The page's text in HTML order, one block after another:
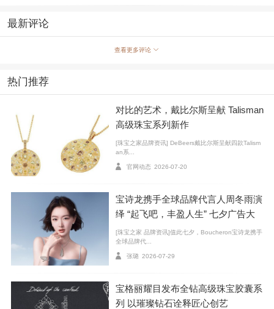
最新评论
查看更多评论
热门推荐
对比的艺术，戴比尔斯呈献 Talisman
高级珠宝系列新作
[珠宝之家品牌资讯] DeBeers戴比尔斯呈献四款Talism
an系...
官网动态 2026-07-20
宝诗龙携手全球品牌代言人周冬雨演
绎 “起飞吧，丰盈人生” 七夕广告大
片
[珠宝之家 品牌资讯]值此七夕，Boucheron宝诗龙携手
全球品牌代...
张璐 2026-07-29
宝格丽耀目发布全钻高级珠宝胶囊系
列 以璀璨钻石诠释匠心创艺